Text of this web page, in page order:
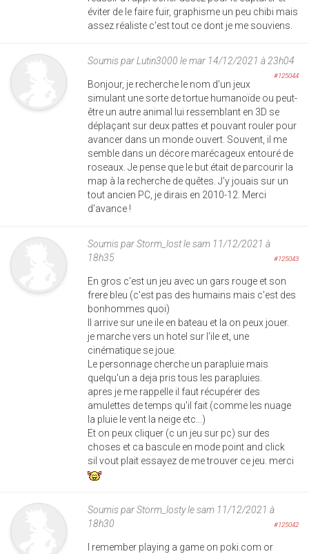
éviter de le faire fuir, graphisme un peu chibi mais
assez réaliste c'est tout ce dont je me souviens.
Soumis parLutin3000 le mar 14/12/2021 à 23h04
#125044
Bonjour, je recherche le nom d’un jeux
simulant une sorte de tortue humanoïde ou peut-
être un autre animal lui ressemblant en 3D se
déplaçant sur deux pattes et pouvant rouler pour
avancer dans un monde ouvert. Souvent, il me
semble dans un décore marécageux entouré de
roseaux. Je pense que le but était de parcourir la
map à la recherche de quêtes. J’y jouais sur un
tout ancien PC, je dirais en 2010-12. Merci
d’avance !
Soumis parStorm_lostle sam 11/12/2021 à
18h35
#125043
En gros c'est un jeu avec un gars rouge et son
frere bleu (c'est pas des humains mais c'est des
bonhommes quoi)
Il arrive sur une ile en bateau et la on peux jouer.
je marche vers un hotel sur l'ile et, une
cinématique se joue.
Le personnage cherche un parapluie mais
quelqu'un a deja pris tous les parapluies.
apres je me rappelle il faut récupérer des
amulettes de temps qu'il fait (comme les nuage
la pluie le vent la neige etc...)
Et on peux cliquer (c un jeu sur pc) sur des
choses et ca bascule en mode point and click
sil vout plait essayez de me trouver ce jeu. merci
Soumis parStorm_lostyle sam 11/12/2021 à
18h30
#125042
I remember playing a game on poki.com or